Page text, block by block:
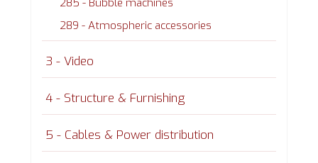
285 - Bubble machines
289 - Atmospheric accessories
3 - Video
4 - Structure & Furnishing
5 - Cables & Power distribution